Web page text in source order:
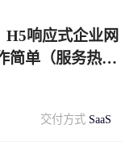
H5响应式企业网
简单（服务热线
交付方式 SaaS